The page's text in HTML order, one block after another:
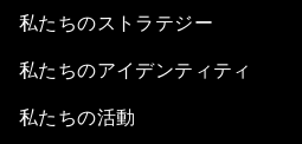
私たちのストラテジー
私たちのアイデンティティ
私たちの活動